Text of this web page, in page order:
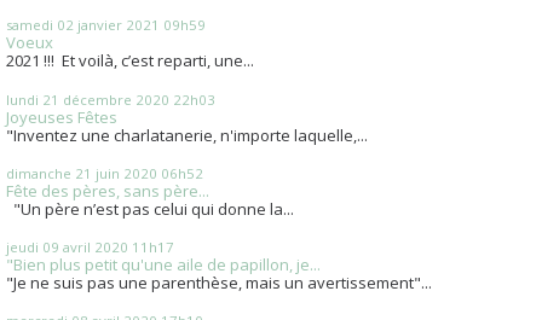
samedi 02 janvier 2021 09h59
Voeux
2021 !!! Et voilà, c’est reparti, une...
lundi 21 décembre 2020 22h03
Joyeuses Fêtes
"Inventez une charlatanerie, n'importe laquelle,...
dimanche 21 juin 2020 06h52
Fête des pères, sans père...
"Un père n’est pas celui qui donne la...
jeudi 09 avril 2020 11h17
"Bien plus petit qu'une aile de papillon, je...
"Je ne suis pas une parenthèse, mais un avertissement"...